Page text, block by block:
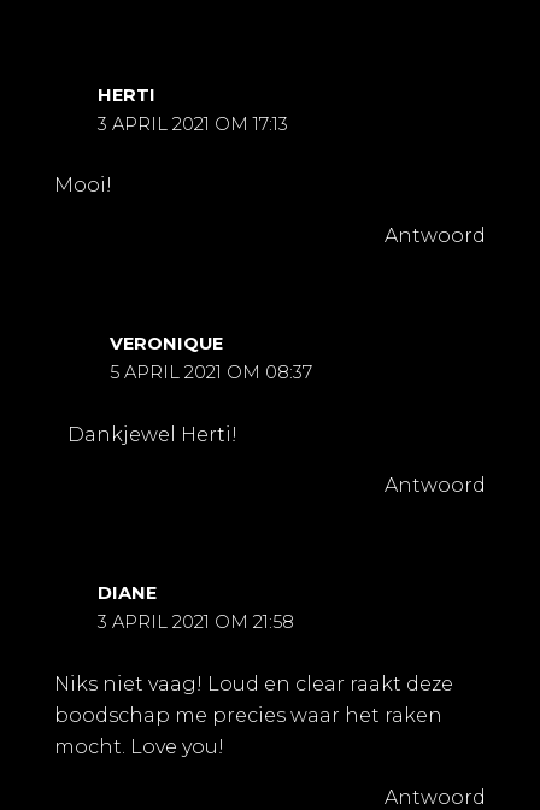
HERTI
3 APRIL 2021 OM 17:13
Mooi!
Antwoord
VERONIQUE
5 APRIL 2021 OM 08:37
Dankjewel Herti!
Antwoord
DIANE
3 APRIL 2021 OM 21:58
Niks niet vaag! Loud en clear raakt deze
boodschap me precies waar het raken
mocht. Love you!
Antwoord